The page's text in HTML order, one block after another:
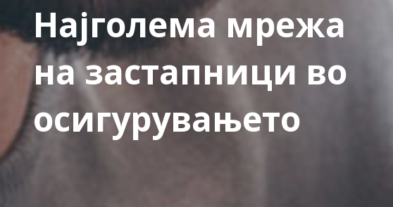
Најголема мрежа
на застапници во
осигурувањето